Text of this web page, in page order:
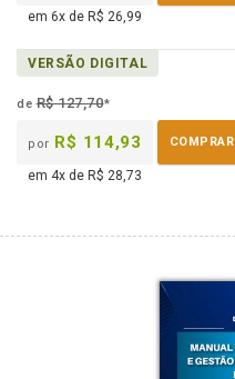
em 6x de R$ 26,99
VERSÃO DIGITAL
deR$ 127,70*
por R$ 114,93 COMPRAR
em 4x de R$ 28,73